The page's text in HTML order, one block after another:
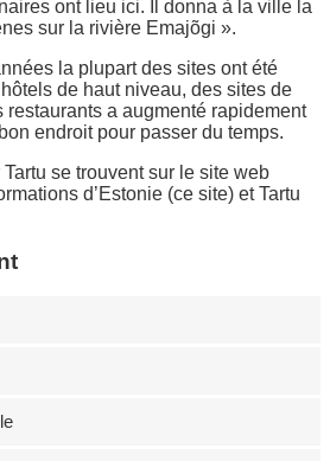
ont lieu ici. Il donna à la ville la
sur la rivière Emajõgi ».
la plupart des sites ont été
de haut niveau, des sites de
restaurants a augmenté rapidement
endroit pour passer du temps.
se trouvent sur le site web
d’Estonie (ce site) et Tartu